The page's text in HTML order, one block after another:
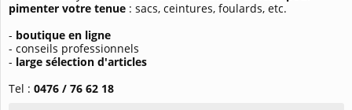
pimenter votre tenue : sacs, ceintures, foulards, etc.
- boutique en ligne
- conseils professionnels
- large sélection d'articles
Tel : 0476 / 76 62 18